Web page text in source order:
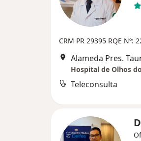
CRM PR 29395 RQE Nº:
Alameda Pres.
Hospital de Olhos
Teleconsulta